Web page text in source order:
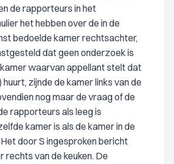
de rapporteurs in het
het hebben over de in de
bedoelde kamer rechtsachter,
dat geen onderzoek is
waarvan appellant stelt dat
zijnde de kamer links van de
nog maar de vraag of de
rapporteurs als leeg is
kamer is als de kamer in de
door S ingesproken bericht
van de keuken. De